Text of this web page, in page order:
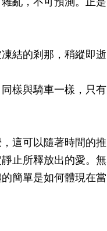
結的剎那，稍縱即逝
樣與騎車一樣，只有
這可以隨著時間的推
止所釋放出的愛。無
簡單是如何體現在當